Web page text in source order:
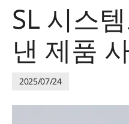
SL 시스
낸 제품
2025/07/24